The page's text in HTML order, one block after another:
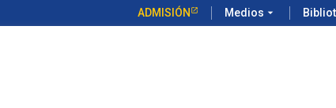
ADMISIÓN Medios arrow_drop_down